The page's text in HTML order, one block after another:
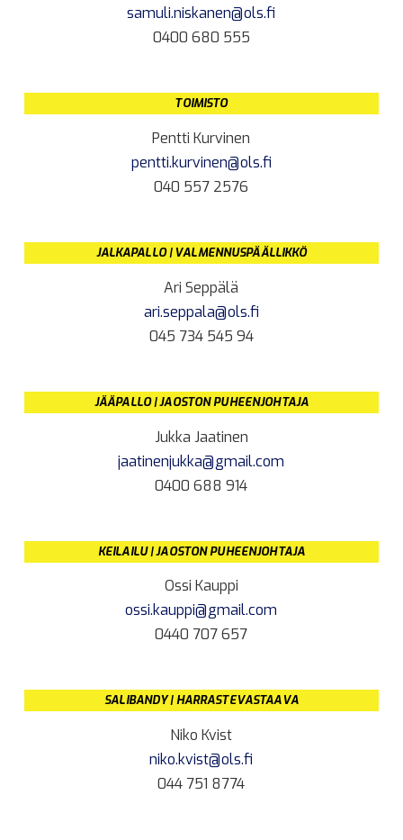
samuli.niskanen@ols.fi
0400 680 555
TOIMISTO
Pentti Kurvinen
pentti.kurvinen@ols.fi
040 557 2576
JALKAPALLO | VALMENNUSPÄÄLLIKKÖ
Ari Seppälä
ari.seppala@ols.fi
045 734 545 94
JÄÄPALLO | JAOSTON PUHEENJOHTAJA
Jukka Jaatinen
jaatinenjukka@gmail.com
0400 688 914
KEILAILU | JAOSTON PUHEENJOHTAJA
Ossi Kauppi
ossi.kauppi@gmail.com
0440 707 657
SALIBANDY | HARRASTEVASTAAVA
Niko Kvist
niko.kvist@ols.fi
044 751 8774